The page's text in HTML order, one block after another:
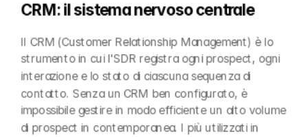
CRM: il sistema nervoso centrale
Il CRM (Customer Relationship Management) è lo
strumento in cui l'SDR registra ogni prospect, ogni
interazione e lo stato di ciascuna sequenza di
contatto. Senza un CRM ben configurato, è
impossibile gestire in modo efficiente un alto volume
di prospect in contemporanea. I più utilizzati in